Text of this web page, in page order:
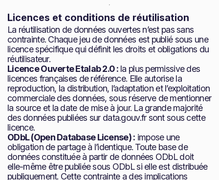
Licences et conditions de réutilisation
La réutilisation de données ouvertes n’est pas sans
contrainte. Chaque jeu de données est publié sous une
licence spécifique qui définit les droits et obligations du
réutilisateur.
Licence Ouverte Etalab 2.0 :la plus permissive des
licences françaises de référence. Elle autorise la
reproduction, la distribution, l’adaptation et l’exploitation
commerciale des données, sous réserve de mentionner
la source et la date de mise à jour. La grande majorité
des données publiées sur data.gouv.fr sont sous cette
licence.
ODbL (Open Database License) : impose une
obligation de partage à l’identique. Toute base de
données constituée à partir de données ODbL doit
elle-même être publiée sous ODbL si elle est distribuée
publiquement. Cette contrainte a des implications